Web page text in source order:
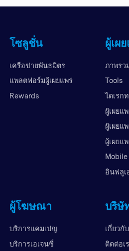
โซลูชั่น
เครือข่ายพันธมิตร
แพลตฟอร์มผู้เผยแพร่
Rewards
ผู้เผ
ภาพรว
Tools
ไดเรก
ผู้เผยแ
ผู้เผยแ
ผู้เผยแ
อินฟลูเ
ผู้โฆษณา
บริการแคมเปญ
บริการเอเจนซี่
บริษั
เกี่ยวกับ
ติดต่อเ